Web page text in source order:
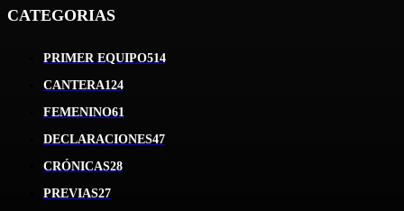
CATEGORIAS
PRIMER EQUIPO514
CANTERA124
FEMENINO61
DECLARACIONES47
CRÓNICAS28
PREVIAS27